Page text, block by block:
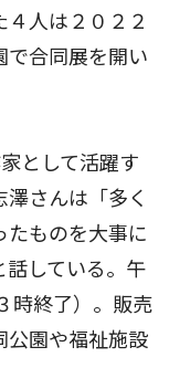
人は２０２２
で合同展を開い
として活躍す
さんは「多く
たものを大事に
話している。午
時終了）。販売
公園や福祉施設